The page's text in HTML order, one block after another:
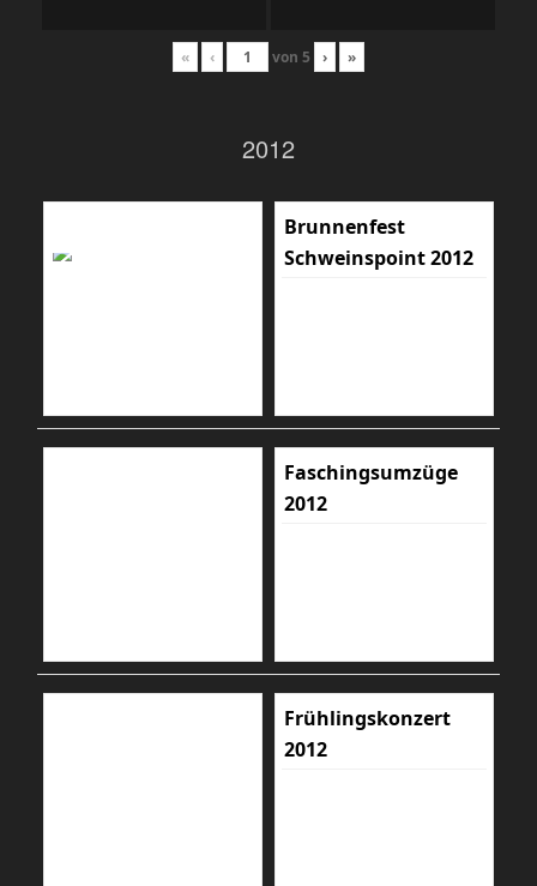
« ‹ von 5 › »
2012
Brunnenfest
Schweinspoint 2012
Faschingsumzüge
2012
Frühlingskonzert
2012